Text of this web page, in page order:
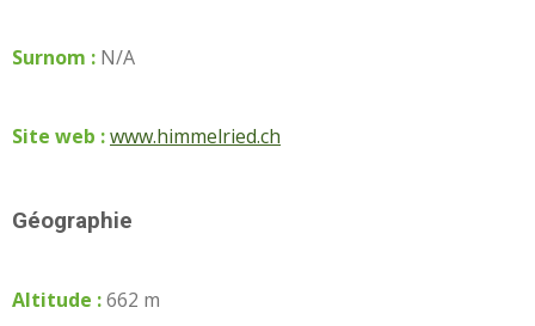
Surnom : N/A
Site web :www.himmelried.ch
Géographie
Altitude :662 m